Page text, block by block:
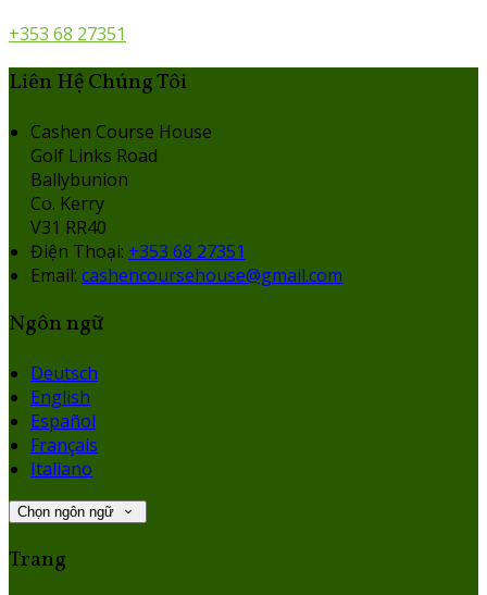
+353 68 27351
Liên Hệ Chúng Tôi
Cashen Course House
Golf Links Road
Ballybunion
Co. Kerry
V31 RR40
Điện Thoại: +353 68 27351
Email: cashencoursehouse@gmail.com
Ngôn ngữ
Deutsch
English
Español
Français
Italiano
Chọn ngôn ngữ
Trang